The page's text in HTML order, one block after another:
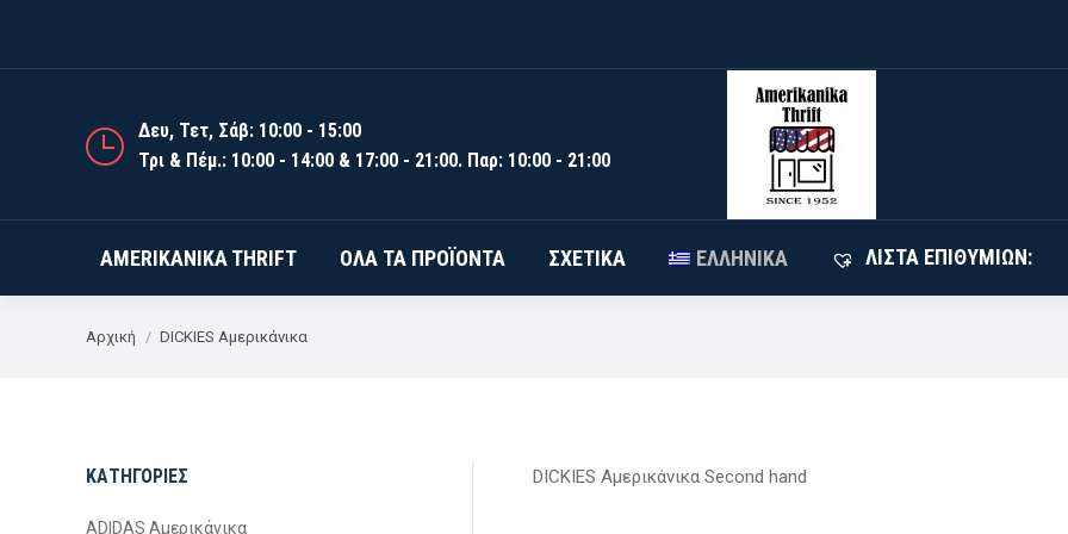
Δευ, Τετ, Σάβ: 10:00 - 15:00
Τρι & Πέμ.: 10:00 - 14:00 & 17:00 - 21:00. Παρ: 10:00 - 21:00
AMERIKANIKA THRIFT ΌΛΑ ΤΑ ΠΡΟΪΌΝΤΑ ΣΧΕΤΙΚΆ ΕΛΛΗΝΙΚΆ ΛΊΣΤΑ ΕΠΙΘΥΜΙΏΝ:
You are here:
Αρχική DICKIES Αμερικάνικα
DICKIES Αμερικάνικα Second hand
ΚΑΤΗΓΟΡΙΕΣ
ADIDAS Αμερικάνικα